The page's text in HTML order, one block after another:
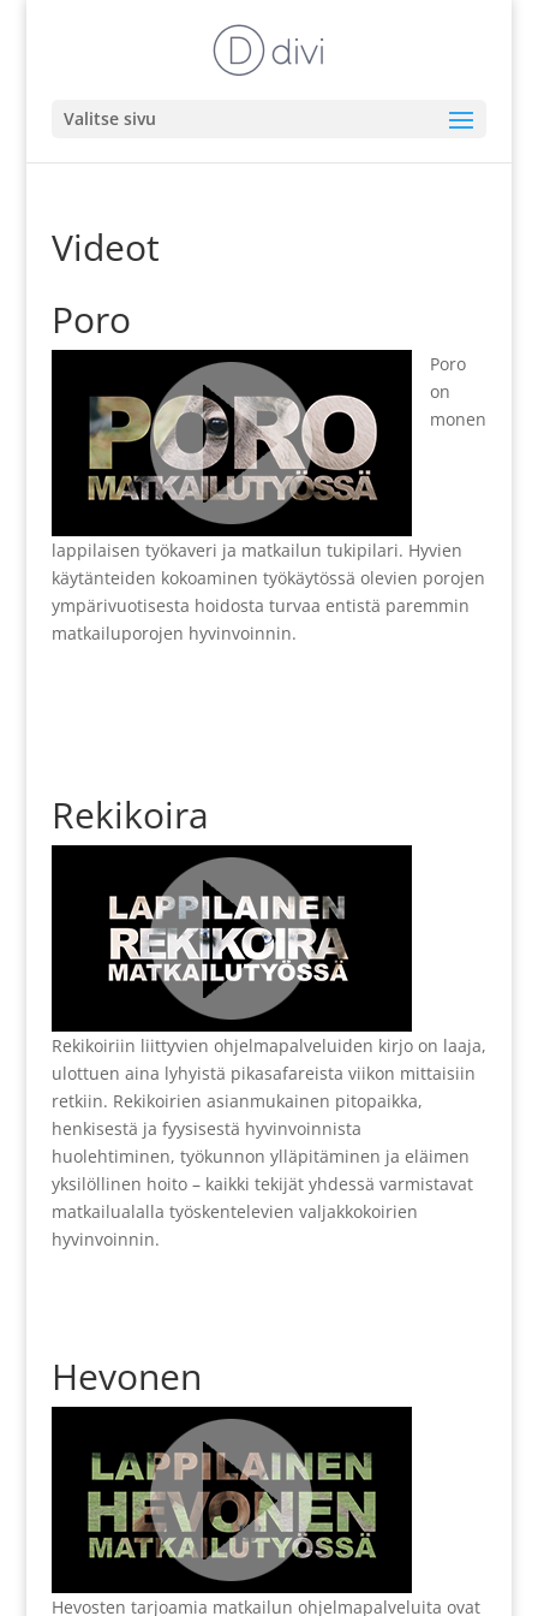
Valitse sivu
Videot
Poro
Poro
on
monen
lappilaisen työkaveri ja matkailun tukipilari. Hyvien
käytänteiden kokoaminen työkäytössä olevien porojen
ympärivuotisesta hoidosta turvaa entistä paremmin
matkailuporojen hyvinvoinnin.
Rekikoira
Rekikoiriin liittyvien ohjelmapalveluiden kirjo on laaja,
ulottuen aina lyhyistä pikasafareista viikon mittaisiin
retkiin. Rekikoirien asianmukainen pitopaikka,
henkisestä ja fyysisestä hyvinvoinnista
huolehtiminen, työkunnon ylläpitäminen ja eläimen
yksilöllinen hoito – kaikki tekijät yhdessä varmistavat
matkailualalla työskentelevien valjakkokoirien
hyvinvoinnin.
Hevonen
Hevosten tarjoamia matkailun ohjelmapalveluita ovat